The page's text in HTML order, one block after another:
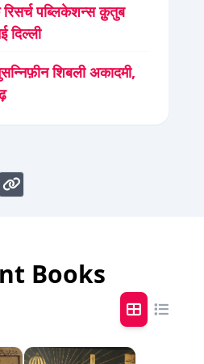
पब्लिकेशन्स क़ुतुब
दिल्ली
शिबली अकादमी,
Books